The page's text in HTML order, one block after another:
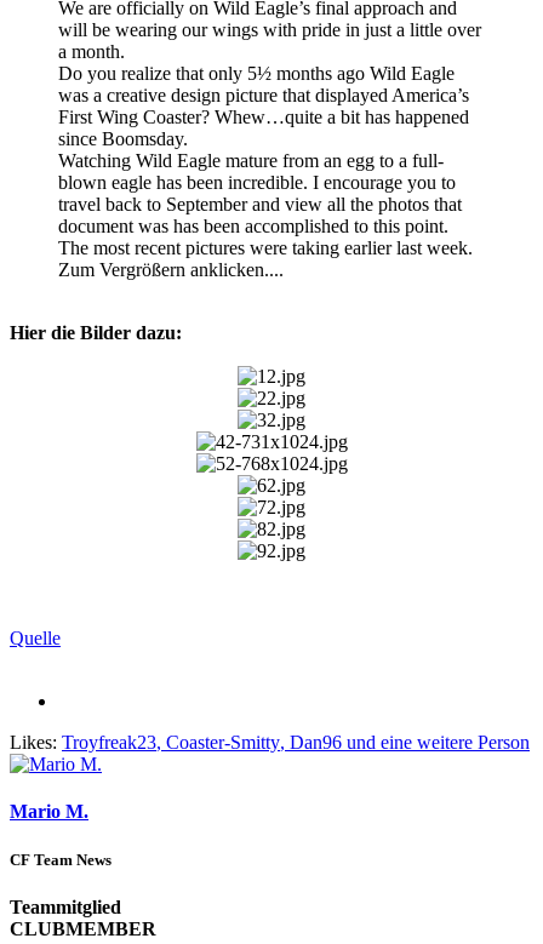
We are officially on Wild Eagle’s final approach and
will be wearing our wings with pride in just a little over
a month.
Do you realize that only 5½ months ago Wild Eagle
was a creative design picture that displayed America’s
First Wing Coaster? Whew…quite a bit has happened
since Boomsday.
Watching Wild Eagle mature from an egg to a full-
blown eagle has been incredible. I encourage you to
travel back to September and view all the photos that
document was has been accomplished to this point.
The most recent pictures were taking earlier last week.
Zum Vergrößern anklicken....
Hier die Bilder dazu:
Quelle
Likes: Troyfreak23, Coaster-Smitty, Dan96 und eine weitere Person
Mario M.
CF Team News
Teammitglied
CLUBMEMBER